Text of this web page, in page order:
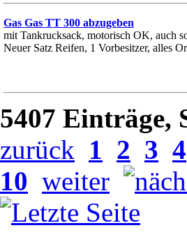
Gas Gas TT 300 abzugeben
mit Tankrucksack, motorisch OK, auch
Neuer Satz Reifen, 1 Vorbesitzer, alles
5407 Einträge,
zurück 1 2 3 4
10 weiter